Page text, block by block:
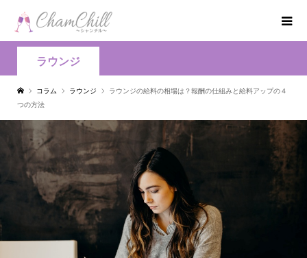
ラウンジ
コラム ラウンジ
ラウンジの給料の相場は？報酬の仕組みと給料アップの４
つの方法